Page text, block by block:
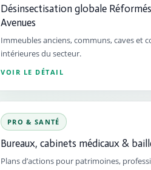
Désinsectisation globale
Avenues
Immeubles anciens, communs, caves et
intérieures du secteur.
VOIR LE DÉTAIL
PRO & SANTÉ
Bureaux, cabinets médicaux &
Plans d’actions pour patrimoines,